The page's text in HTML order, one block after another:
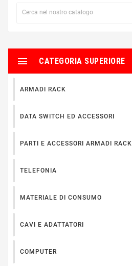
CATEGORIA SUPERIORE

ARMADI RACK
DATA SWITCH ED ACCESSORI
PARTI E ACCESSORI ARMADI RACK
TELEFONIA
MATERIALE DI CONSUMO
CAVI E ADATTATORI
COMPUTER